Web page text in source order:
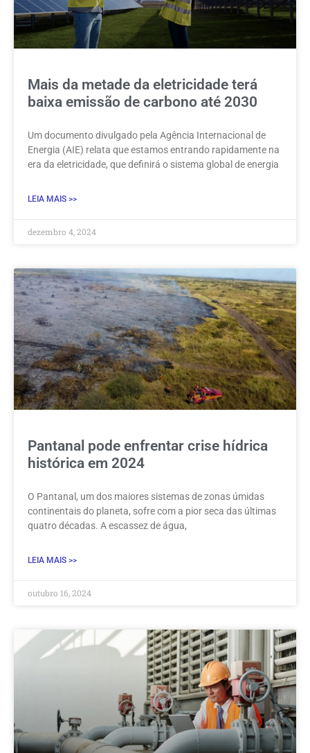
Mais da metade da eletricidade terá
baixa emissão de carbono até 2030
Um documento divulgado pela Agência Internacional de
Energia (AIE) relata que estamos entrando rapidamente na
era da eletricidade, que definirá o sistema global de energia
LEIA MAIS >>
dezembro 4, 2024
Pantanal pode enfrentar crise hídrica
histórica em 2024
O Pantanal, um dos maiores sistemas de zonas úmidas
continentais do planeta, sofre com a pior seca das últimas
quatro décadas. A escassez de água,
LEIA MAIS >>
outubro 16, 2024